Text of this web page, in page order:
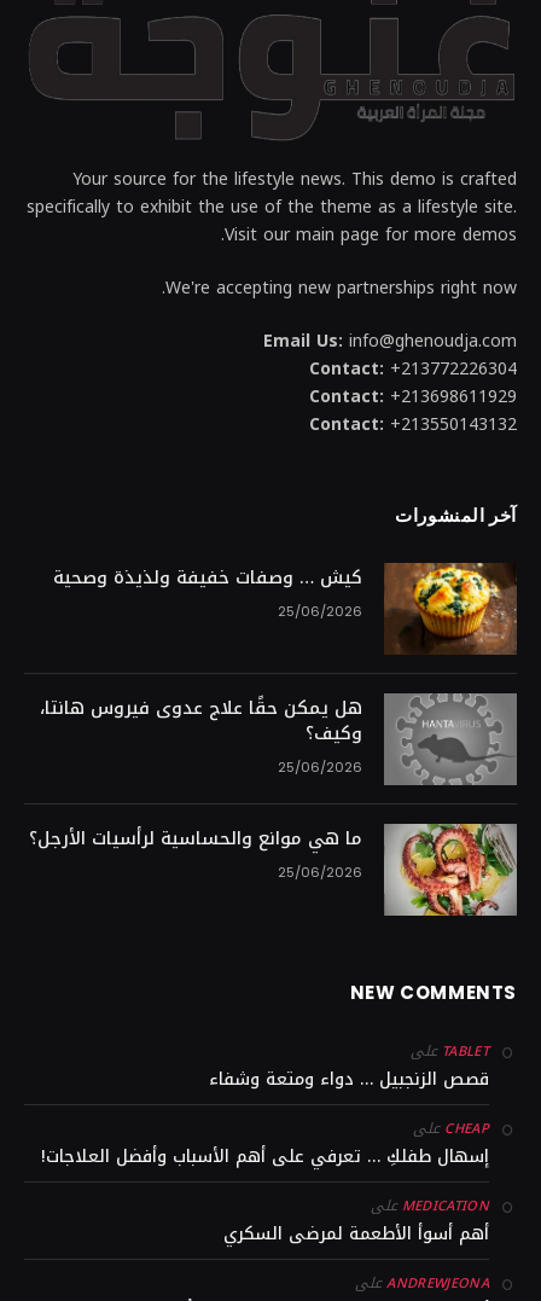
Your source for the lifestyle news. This demo is crafted
specifically to exhibit the use of the theme as a lifestyle site.
Visit our main page for more demos.
We're accepting new partnerships right now.
Email Us: info@ghenoudja.com
Contact: +213772226304
Contact: +213698611929
Contact: +213550143132
آخر المنشورات
كيش … وصفات خفيفة ولذيذة وصحية
25/06/2026
هل يمكن حقًا علاج عدوى فيروس هانتا،
وكيف؟
25/06/2026
ما هي موانع والحساسية لرأسيات الأرجل؟
25/06/2026
NEW COMMENTS
TABLET على
قصص الزنجبيل … دواء ومتعة وشفاء
CHEAPعلى
إسهال طفلكِ … تعرفي على أهم الأسباب وأفضل العلاجات!
MEDICATIONعلى
أهم أسوأ الأطعمة لمرضى السكري
ANDREWJEONAعلى